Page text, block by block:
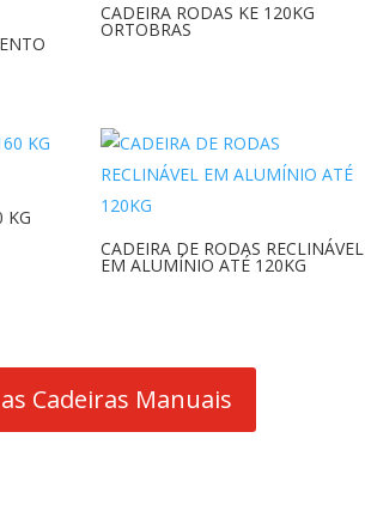
CADEIRA RODAS KE 120KG
ORTOBRAS
KG
CADEIRA DE RODAS RECLINÁVEL
EM ALUMÍNIO ATÉ 120KG
Cadeiras Manuais